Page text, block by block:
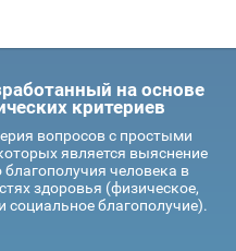
на основе
критериев
вопросов с простыми
является выяснение
благополучия человека в
здоровья (физическое,
социальное благополучие).